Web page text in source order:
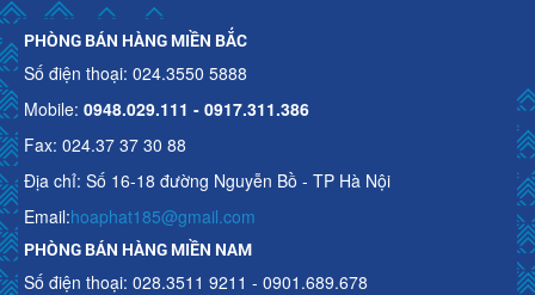
PHÒNG BÁN HÀNG MIỀN BẮC
Số điện thoại: 024.3550 5888
Mobile: 0948.029.111 - 0917.311.386
Fax: 024.37 37 30 88
Địa chỉ: Số 16-18 đường Nguyễn Bồ - TP Hà Nội
Email:hoaphat185@gmail.com
PHÒNG BÁN HÀNG MIỀN NAM
Số điện thoại: 028.3511 9211 - 0901.689.678